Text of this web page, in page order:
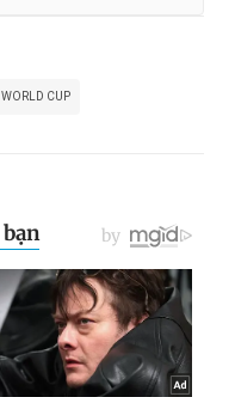
WORLD CUP